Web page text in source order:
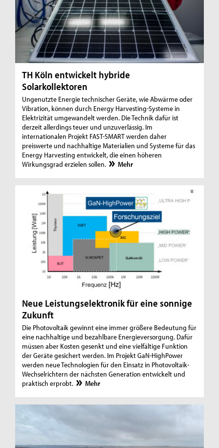
TH Köln entwickelt hybride
Solarkollektoren
Ungenutzte Energie technischer Geräte, wie Abwärme oder
Vibration, können durch Energy Harvesting-Systeme in
Elektrizität umgewandelt werden. Die Technik dafür ist
derzeit allerdings teuer und unzuverlässig. Im
internationalen Projekt FAST-SMART werden daher
preiswerte und nachhaltige Materialien und Systeme für das
Energy Harvesting entwickelt, die einen höheren
Wirkungsgrad erzielen sollen.
Mehr
Neue Leistungselektronik für eine sonnige
Zukunft
Die Photovoltaik gewinnt eine immer größere Bedeutung für
eine nachhaltige und bezahlbare Energieversorgung. Dafür
müssen aber Kosten gesenkt und eine vielfältige Funktion
der Geräte gesichert werden. Im Projekt GaN-HighPower
werden neue Technologien für den Einsatz in Photovoltaik-
Wechselrichtern der nächsten Generation entwickelt und
praktisch erprobt.
Mehr